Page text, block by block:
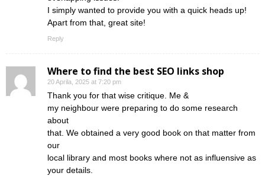
I simply wanted to provide you with a quick heads up!
Apart from that, great site!
Reply
Where to find the best SEO links shop
20 Aprila, 2025 at 7:20 pm
Thank you for that wise critique. Me &
my neighbour were preparing to do some research
about
that. We obtained a very good book on that matter from
our
local library and most books where not as influensive as
your details.